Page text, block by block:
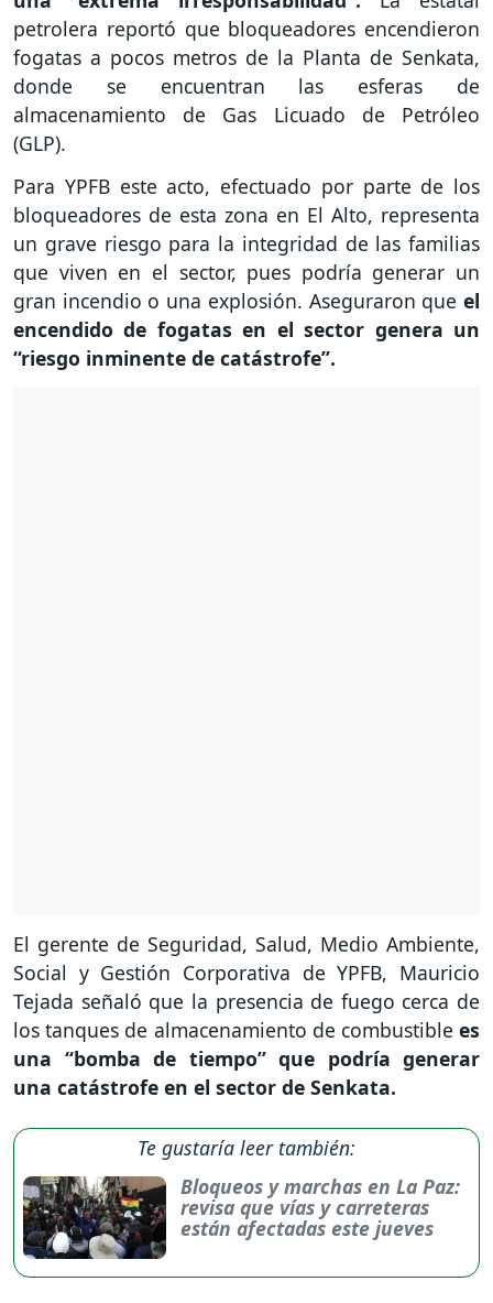
petrolera reportó que bloqueadores encendieron
fogatas a pocos metros de la Planta de Senkata,
donde se encuentran las esferas de
almacenamiento de Gas Licuado de Petróleo
(GLP).
Para YPFB este acto, efectuado por parte de los
bloqueadores de esta zona en El Alto, representa
un grave riesgo para la integridad de las familias
que viven en el sector, pues podría generar un
gran incendio o una explosión. Aseguraron que el
encendido de fogatas en el sector genera un
“riesgo inminente de catástrofe”.
El gerente de Seguridad, Salud, Medio Ambiente,
Social y Gestión Corporativa de YPFB, Mauricio
Tejada señaló que la presencia de fuego cerca de
los tanques de almacenamiento de combustible es
una “bomba de tiempo” que podría generar
una catástrofe en el sector de Senkata.
Te gustaría leer también:
Bloqueos y marchas en La Paz:
revisa que vías y carreteras
están afectadas este jueves